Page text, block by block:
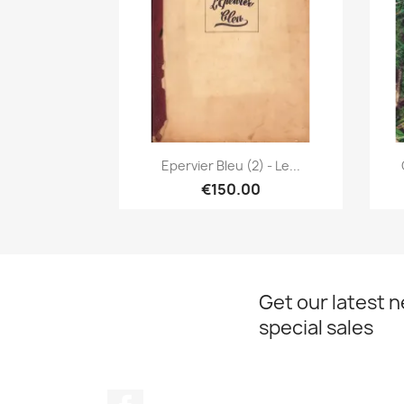
Quick view
Epervier Bleu (2) - Le...
€150.00
Get our latest
special sales